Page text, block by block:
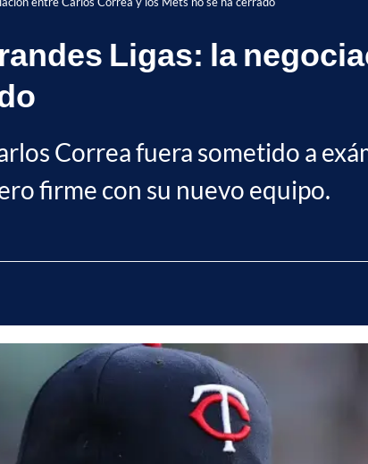
Ligas: la
Correa fuera sometido a
firme con su nuevo equipo.